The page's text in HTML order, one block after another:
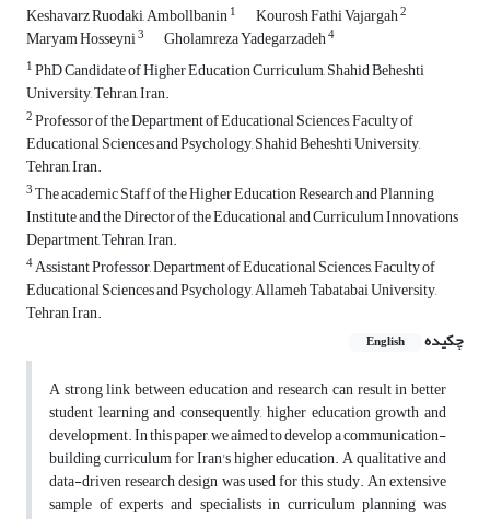
Keshavarz Ruodaki, Ambollbanin1 Kourosh Fathi Vajargah2
Maryam Hosseyni3 Gholamreza Yadegarzadeh4
1PhD Candidate of Higher Education Curriculum, Shahid Beheshti
University, Tehran, Iran.
2Professor of the Department of Educational Sciences, Faculty of
Educational Sciences and Psychology, Shahid Beheshti University,
Tehran, Iran.
3The academic Staff of the Higher Education Research and Planning
Institute and the Director of the Educational and Curriculum Innovations
Department, Tehran, Iran.
4Assistant Professor, Department of Educational Sciences, Faculty of
Educational Sciences and Psychology, Allameh Tabatabai University,
Tehran, Iran.
چکیده
English
A strong link between education and research can result in better
student learning and consequently, higher education growth and
development. In this paper, we aimed to develop a communication-
building curriculum for Iran's higher education. A qualitative and
data-driven research design was used for this study. An extensive
sample of experts and specialists in curriculum planning was